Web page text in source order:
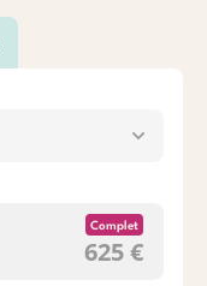
Complet
625 €